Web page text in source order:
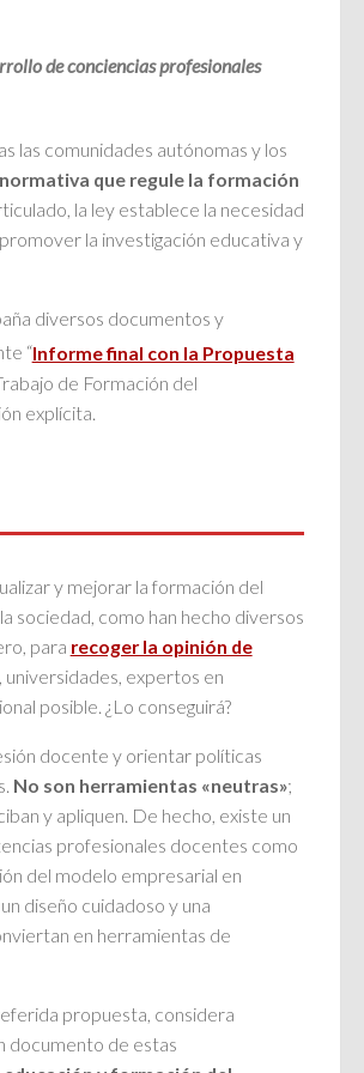
de conciencias profesionales
las comunidades autónomas y los
que regule la formación
la ley establece la necesidad
la investigación educativa y
diversos documentos y
“Informe final con la Propuesta
de Formación del
explícita.
y mejorar la formación del
sociedad, como han hecho diversos
para recoger la opinión de
expertos en
posible. ¿Lo conseguirá?
docente y orientar políticas
No son herramientas «neutras»;
y apliquen. De hecho, existe un
profesionales docentes como
del modelo empresarial en
diseño cuidadoso y una
en herramientas de
propuesta, considera
documento de estas